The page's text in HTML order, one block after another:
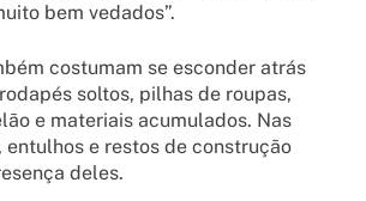
bem vedados”.
costumam se esconder atrás
soltos, pilhas de roupas,
e materiais acumulados. Nas
entulhos e restos de construção
deles.